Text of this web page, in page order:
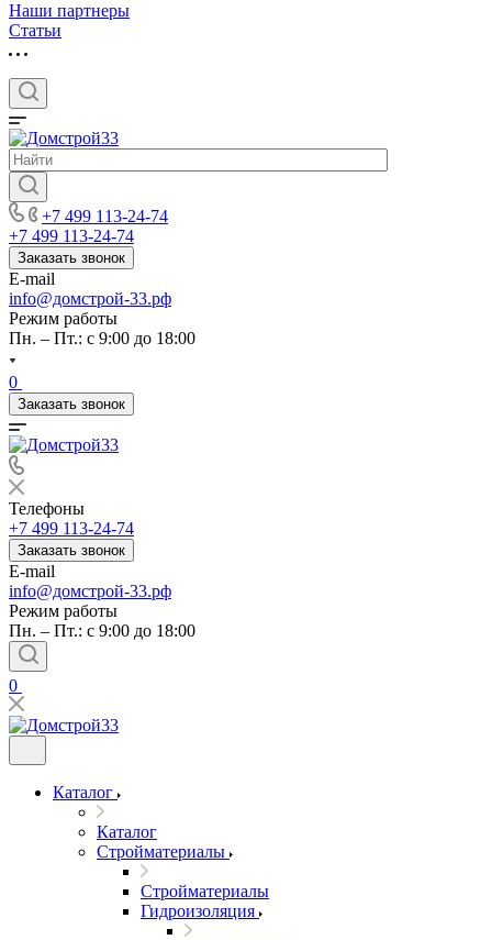
Наши партнеры
Статьи
+7 499 113-24-74
+7 499 113-24-74
Заказать звонок
E-mail
info@домстрой-33.рф
Режим работы
Пн. – Пт.: с 9:00 до 18:00
0
Заказать звонок
Телефоны
+7 499 113-24-74
Заказать звонок
E-mail
info@домстрой-33.рф
Режим работы
Пн. – Пт.: с 9:00 до 18:00
0
Каталог
Каталог
Стройматериалы
Стройматериалы
Гидроизоляция